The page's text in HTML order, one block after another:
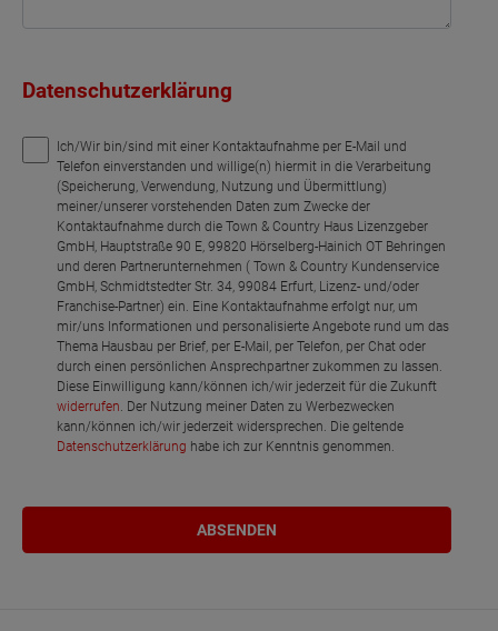
Datenschutzerklärung
Ich/Wir bin/sind mit einer Kontaktaufnahme per E-Mail und
Telefon einverstanden und willige(n) hiermit in die Verarbeitung
(Speicherung, Verwendung, Nutzung und Übermittlung)
meiner/unserer vorstehenden Daten zum Zwecke der
Kontaktaufnahme durch die Town & Country Haus Lizenzgeber
GmbH, Hauptstraße 90 E, 99820 Hörselberg-Hainich OT Behringen
und deren Partnerunternehmen ( Town & Country Kundenservice
GmbH, Schmidtstedter Str. 34, 99084 Erfurt, Lizenz- und/oder
Franchise-Partner) ein. Eine Kontaktaufnahme erfolgt nur, um
mir/uns Informationen und personalisierte Angebote rund um das
Thema Hausbau per Brief, per E-Mail, per Telefon, per Chat oder
durch einen persönlichen Ansprechpartner zukommen zu lassen.
Diese Einwilligung kann/können ich/wir jederzeit für die Zukunft
widerrufen. Der Nutzung meiner Daten zu Werbezwecken
kann/können ich/wir jederzeit widersprechen. Die geltende
Datenschutzerklärung habe ich zur Kenntnis genommen.